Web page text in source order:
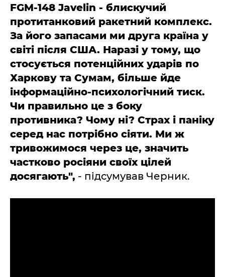
FGM-148 Javelin - блискучий
протитанковий ракетний комплекс.
За його запасами ми друга країна у
світі після США. Наразі у тому, що
стосується потенційних ударів по
Харкову та Сумам, більше йде
інформаційно-психологічний тиск.
Чи правильно це з боку
противника? Чому ні? Страх і паніку
серед нас потрібно сіяти. Ми ж
тривожимося через це, значить
частково росіяни своїх цілей
досягають", - підсумував Черник.